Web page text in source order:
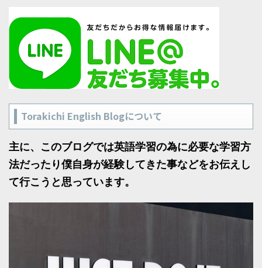
Torakichi English Blogについて
主に、このブログでは英語学習の為に必要な学習方
法だったり僕自身が経験してきた事などをお伝えし
て行こうと思っています。